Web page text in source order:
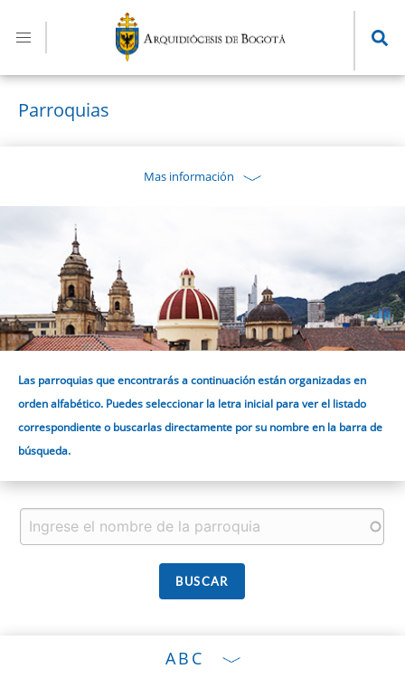
contenido
principal
Parroquias
Mas información
Las parroquias que encontrarás a continuación están organizadas en
orden alfabético. Puedes seleccionar la letra inicial para ver el listado
correspondiente o buscarlas directamente por su nombre en la barra de
búsqueda.
ABC